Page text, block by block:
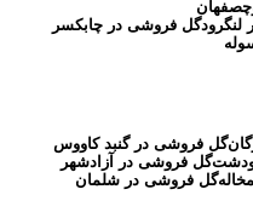
گل فروشی در چابکسر
گل فروشی در گنبد کاووس
گل فروشی در آزادشهر
گل فروشی در شلمان